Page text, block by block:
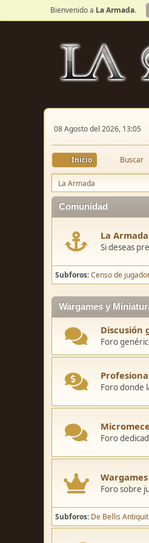
Bienvenido a La Armada.
08 Agosto del 2026, 13:05
Inicio Buscar
La Armada
Comunidad
La Armada
Si deseas
Subforos Censo de
Wargames y
Discusión
Foro
Foro donde
Foro
Foro sobre
Subforos De Bellis